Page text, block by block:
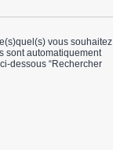
vous souhaitez
sont automatiquement
dessous “Rechercher